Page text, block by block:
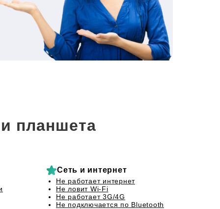
планшета
Сеть и интернет
Не работает интернет
Не ловит Wi-Fi
Не работает 3G/4G
Не подключается по Bluetooth